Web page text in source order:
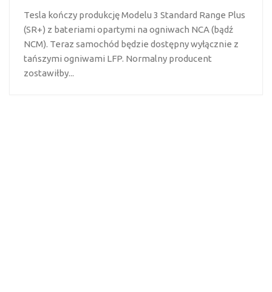
Tesla kończy produkcję Modelu 3 Standard Range Plus
(SR+) z bateriami opartymi na ogniwach NCA (bądź
NCM). Teraz samochód będzie dostępny wyłącznie z
tańszymi ogniwami LFP. Normalny producent
zostawiłby...